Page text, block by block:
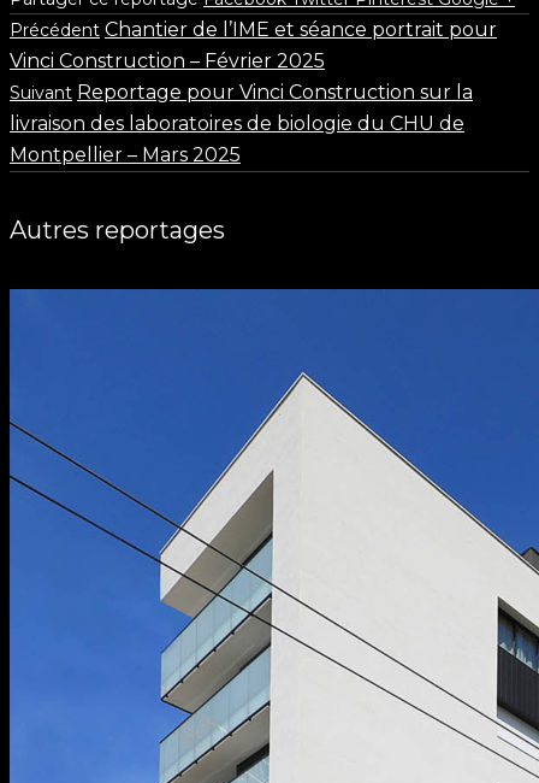
Précédent Chantier de l’IME et séance portrait pour
Vinci Construction – Février 2025
Suivant Reportage pour Vinci Construction sur la
livraison des laboratoires de biologie du CHU de
Montpellier – Mars 2025
Autres reportages